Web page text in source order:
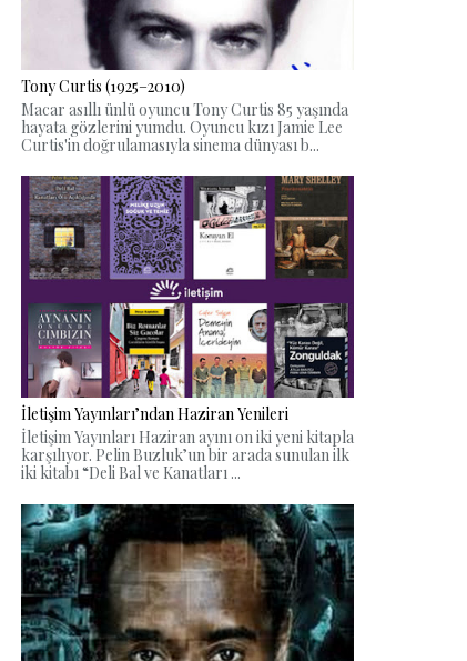
Tony Curtis (1925–2010)
Macar asıllı ünlü oyuncu Tony Curtis 85 yaşında
hayata gözlerini yumdu. Oyuncu kızı Jamie Lee
Curtis'in doğrulamasıyla sinema dünyası b...
İletişim Yayınları’ndan Haziran Yenileri
İletişim Yayınları Haziran ayını on iki yeni kitapla
karşılıyor. Pelin Buzluk’un bir arada sunulan ilk
iki kitabı “Deli Bal ve Kanatları ...